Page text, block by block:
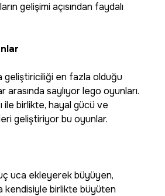
gelişimi açısından faydalı
geliştiriciliği en fazla olduğu
saylıyor lego oyunları.
ile birlikte, hayal gücü ve
geliştiriyor bu oyunlar.
uca ekleyerek büyüyen,
kendisiyle birlikte büyüten